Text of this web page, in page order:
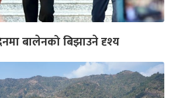
बालेनको बिझाउने दृश्य